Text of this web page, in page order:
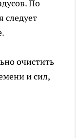
По
следует
очистить
и сил,